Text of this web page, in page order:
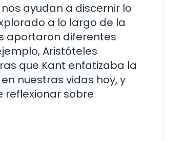
ayudan a discernir lo
a lo largo de la
aportaron diferentes
Aristóteles
que Kant enfatizaba la
nuestras vidas hoy, y
sobre